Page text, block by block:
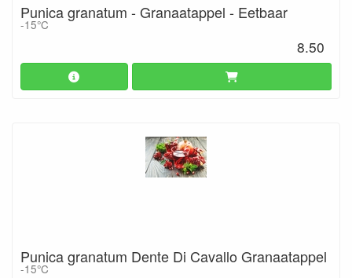
Punica granatum - Granaatappel - Eetbaar
-15°C
8.50
Punica granatum Dente Di Cavallo Granaatappel
-15°C